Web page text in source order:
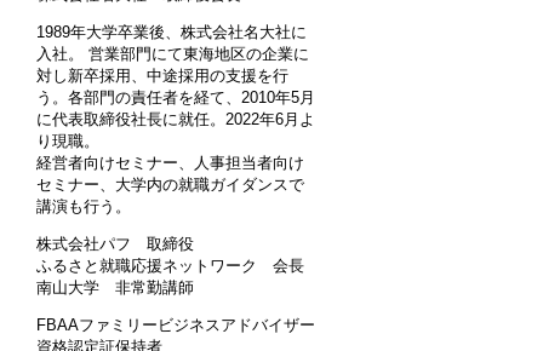
1989年大学卒業後、株式会社名大社に
入社。 営業部門にて東海地区の企業に
対し新卒採用、中途採用の支援を行
う。各部門の責任者を経て、2010年5月
に代表取締役社長に就任。2022年6月よ
り現職。
経営者向けセミナー、人事担当者向け
セミナー、大学内の就職ガイダンスで
講演も行う。
株式会社パフ 取締役
ふるさと就職応援ネットワーク 会長
南山大学 非常勤講師
FBAAファミリービジネスアドバイザー
資格認定証保持者